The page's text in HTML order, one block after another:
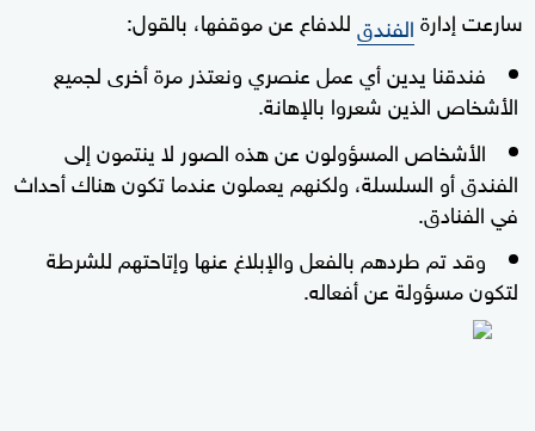
سارعت إدارةالفندقللدفاع عن موقفها، بالقول:
فندقنا يدين أي عمل عنصري ونعتذر مرة أخرى لجميع
الأشخاص الذين شعروا بالإهانة.
الأشخاص المسؤولون عن هذه الصور لا ينتمون إلى
الفندق أو السلسلة، ولكنهم يعملون عندما تكون هناك أحداث
في الفنادق.
وقد تم طردهم بالفعل والإبلاغ عنها وإتاحتهم للشرطة
لتكون مسؤولة عن أفعاله.